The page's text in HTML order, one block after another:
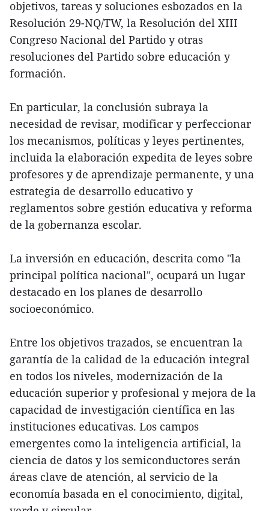
objetivos, tareas y soluciones esbozados en la
Resolución 29-NQ/TW, la Resolución del XIII
Congreso Nacional del Partido y otras
resoluciones del Partido sobre educación y
formación.
En particular, la conclusión subraya la
necesidad de revisar, modificar y perfeccionar
los mecanismos, políticas y leyes pertinentes,
incluida la elaboración expedita de leyes sobre
profesores y de aprendizaje permanente, y una
estrategia de desarrollo educativo y
reglamentos sobre gestión educativa y reforma
de la gobernanza escolar.
La inversión en educación, descrita como "la
principal política nacional", ocupará un lugar
destacado en los planes de desarrollo
socioeconómico.
Entre los objetivos trazados, se encuentran la
garantía de la calidad de la educación integral
en todos los niveles, modernización de la
educación superior y profesional y mejora de la
capacidad de investigación científica en las
instituciones educativas. Los campos
emergentes como la inteligencia artificial, la
ciencia de datos y los semiconductores serán
áreas clave de atención, al servicio de la
economía basada en el conocimiento, digital,